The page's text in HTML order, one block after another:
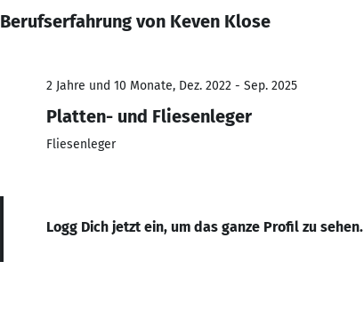
Berufserfahrung von Keven Klose
2 Jahre und 10 Monate, Dez. 2022 - Sep. 2025
Platten- und Fliesenleger
Fliesenleger
Logg Dich jetzt ein, um das ganze Profil zu sehen.